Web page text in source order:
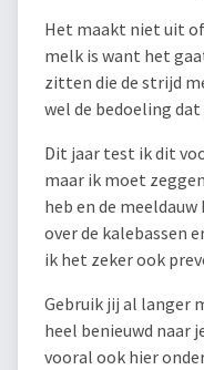
Het maakt niet uit
melk is want het
zitten die de strijd
wel de bedoeling
Dit jaar test ik dit
maar ik moet
heb en de
over de kalebassen
ik het zeker ook
Gebruik jij al langer
heel benieuwd naar
vooral ook hier